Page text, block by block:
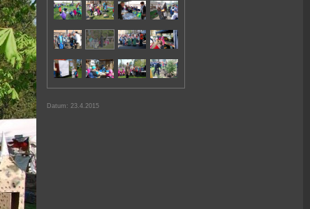
Datum: 23.4.2015